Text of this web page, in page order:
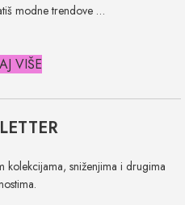
modne trendove …
VIŠE
kolekcijama, sniženjima i drugima